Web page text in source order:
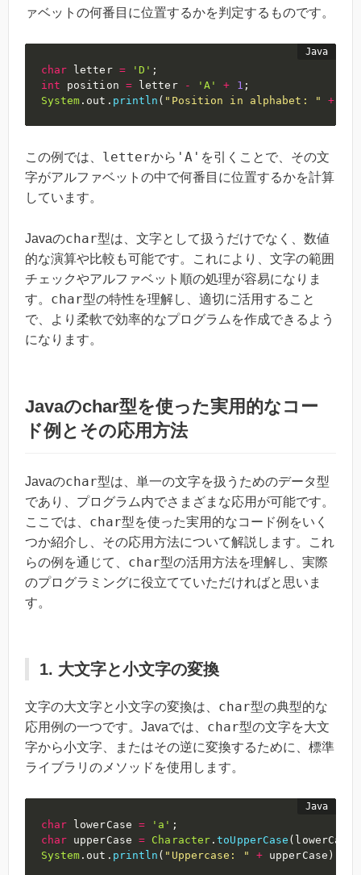
ァベットの何番目に位置するかを判定するものです。
char letter = 'D' ;
int position = letter - 'A' + 1 ;
System . out . println ( "Position in alphabet: " +
この例では、 letterから 'A' を引くことで、その文
字がアルファベットの中で何番目に位置するかを計算
しています。
Javaのchar型は、文字として扱うだけでなく、数値
的な演算や比較も可能です。これにより、文字の範囲
チェックやアルファベット順の処理が容易になりま
す。 char型の特性を理解し、適切に活用すること
で、より柔軟で効率的なプログラムを作成できるよう
になります。
Javaのchar型を使った実用的なコー
ド例とその応用方法
Javaのchar型は、単一の文字を扱うためのデータ型
であり、プログラム内でさまざまな応用が可能です。
ここでは、 char型を使った実用的なコード例をいく
つか紹介し、その応用方法について解説します。これ
らの例を通じて、 char型の活用方法を理解し、実際
のプログラミングに役立てていただければと思いま
す。
1. 大文字と小文字の変換
文字の大文字と小文字の変換は、 char型の典型的な
応用例の一つです。Javaでは、 char型の文字を大文
字から小文字、またはその逆に変換するために、標準
ライブラリのメソッドを使用します。
char lowerCase = 'a' ;
char upperCase = Character .toUpperCase ( lowerCase
System . out . println ( "Uppercase: " + upperCase )